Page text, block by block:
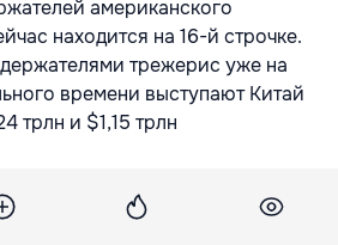
американского
находится на 16-й строчке.
трежерис уже на
времени выступают Китай
трлн и $1,15 трлн
Аравия за месяц значительно